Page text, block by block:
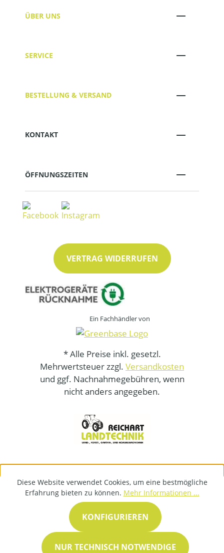
ÜBER UNS
SERVICE
BESTELLUNG & VERSAND
KONTAKT
ÖFFNUNGSZEITEN
VERTRAG WIDERRUFEN
Ein Fachhändler von
* Alle Preise inkl. gesetzl.
Mehrwertsteuer zzgl. Versandkosten
und ggf. Nachnahmegebühren, wenn
nicht anders angegeben.
Diese Website verwendet Cookies, um eine bestmögliche
Erfahrung bieten zu können. Mehr Informationen ...
NUR TECHNISCH NOTWENDIGE
KONFIGURIEREN